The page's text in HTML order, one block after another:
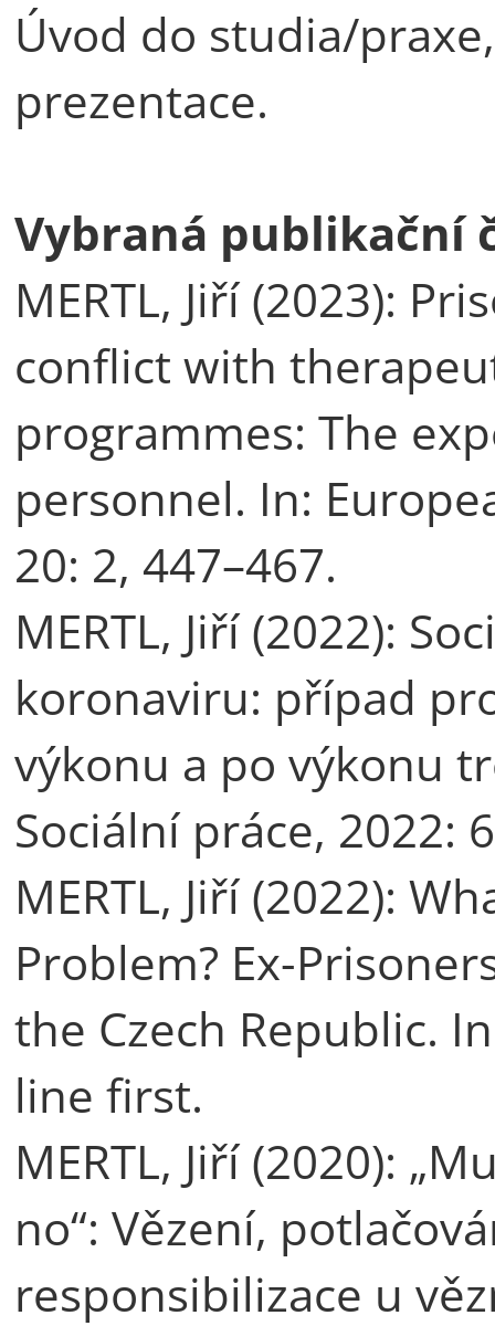
Úvod do studia/
prezentace.
Vybraná publikační
MERTL, Jiří (2023):
conflict with
programmes: The
personnel. In:
20: 2, 447–467.
MERTL, Jiří (2022):
koronaviru: případ
výkonu a po výkonu
Sociální práce, 2022:
MERTL, Jiří (2022):
Problem? Ex-
the Czech Republic.
line first.
MERTL, Jiří (2020):
no“: Vězení,
responsibilizace u